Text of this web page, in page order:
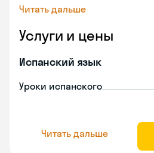
Читать дальше
Услуги и цены
Испанский язык
Уроки испанского
Читать дальше